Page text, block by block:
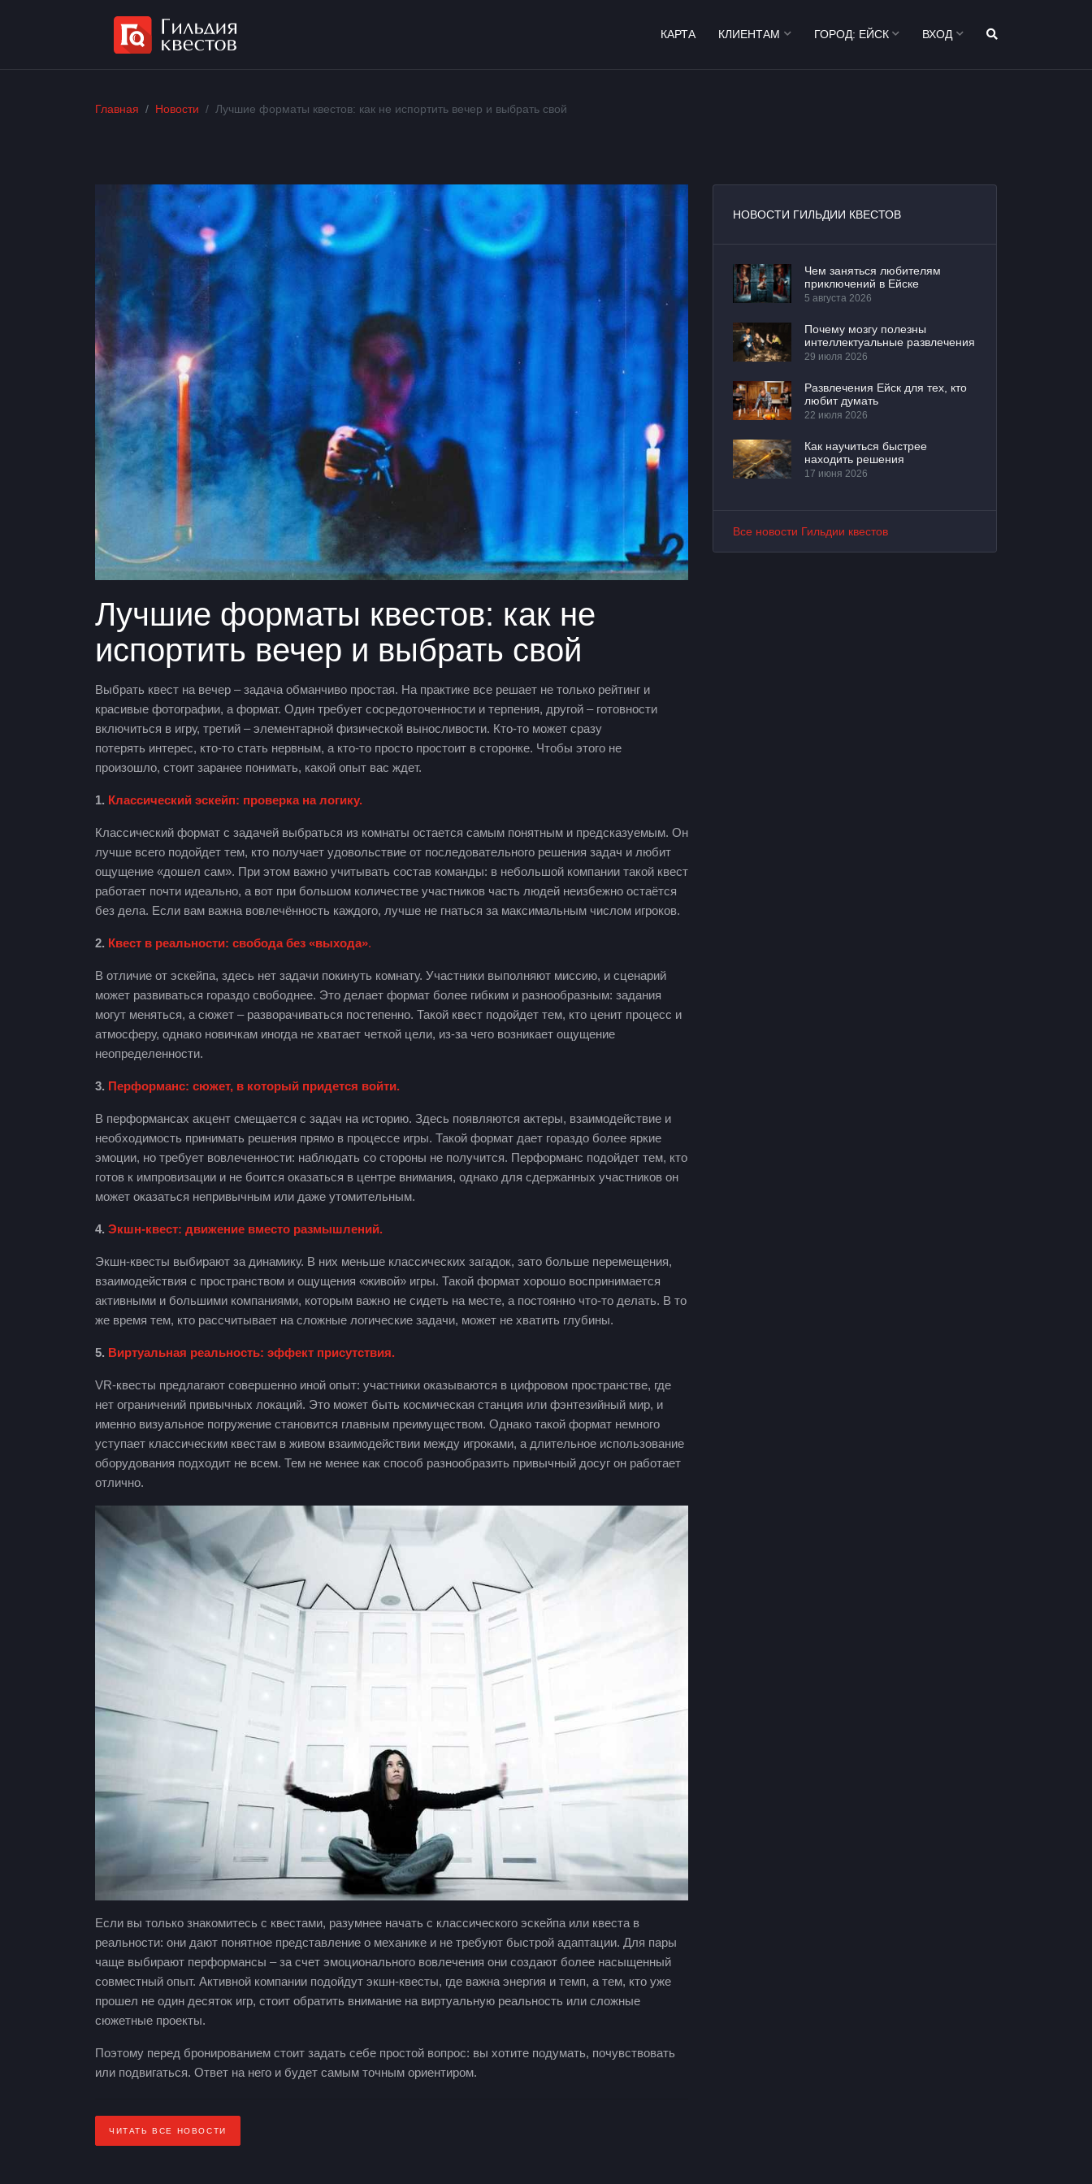
КАРТА КЛИЕНТАМ ГОРОД: ЕЙСК ВХОД
Главная Новости Лучшие форматы квестов: как не испортить вечер и выбрать свой
Лучшие форматы квестов: как не
испортить вечер и выбрать свой
Выбрать квест на вечер – задача обманчиво простая. На практике все решает не только рейтинг и
красивые фотографии, а формат. Один требует сосредоточенности и терпения, другой – готовности
включиться в игру, третий – элементарной физической выносливости. Кто-то может сразу
потерять интерес, кто-то стать нервным, а кто-то просто простоит в сторонке. Чтобы этого не
произошло, стоит заранее понимать, какой опыт вас ждет.
1. Классический эскейп: проверка на логику.
Классический формат с задачей выбраться из комнаты остается самым понятным и предсказуемым. Он
лучше всего подойдет тем, кто получает удовольствие от последовательного решения задач и любит
ощущение «дошел сам». При этом важно учитывать состав команды: в небольшой компании такой квест
работает почти идеально, а вот при большом количестве участников часть людей неизбежно остаётся
без дела. Если вам важна вовлечённость каждого, лучше не гнаться за максимальным числом игроков.
2. Квест в реальности: свобода без «выхода».
В отличие от эскейпа, здесь нет задачи покинуть комнату. Участники выполняют миссию, и сценарий
может развиваться гораздо свободнее. Это делает формат более гибким и разнообразным: задания
могут меняться, а сюжет – разворачиваться постепенно. Такой квест подойдет тем, кто ценит процесс и
атмосферу, однако новичкам иногда не хватает четкой цели, из-за чего возникает ощущение
неопределенности.
3. Перформанс: сюжет, в который придется войти.
В перформансах акцент смещается с задач на историю. Здесь появляются актеры, взаимодействие и
необходимость принимать решения прямо в процессе игры. Такой формат дает гораздо более яркие
эмоции, но требует вовлеченности: наблюдать со стороны не получится. Перформанс подойдет тем, кто
готов к импровизации и не боится оказаться в центре внимания, однако для сдержанных участников он
может оказаться непривычным или даже утомительным.
4. Экшн-квест: движение вместо размышлений.
Экшн-квесты выбирают за динамику. В них меньше классических загадок, зато больше перемещения,
взаимодействия с пространством и ощущения «живой» игры. Такой формат хорошо воспринимается
активными и большими компаниями, которым важно не сидеть на месте, а постоянно что-то делать. В то
же время тем, кто рассчитывает на сложные логические задачи, может не хватить глубины.
5. Виртуальная реальность: эффект присутствия.
VR-квесты предлагают совершенно иной опыт: участники оказываются в цифровом пространстве, где
нет ограничений привычных локаций. Это может быть космическая станция или фэнтезийный мир, и
именно визуальное погружение становится главным преимуществом. Однако такой формат немного
уступает классическим квестам в живом взаимодействии между игроками, а длительное использование
оборудования подходит не всем. Тем не менее как способ разнообразить привычный досуг он работает
отлично.
Если вы только знакомитесь с квестами, разумнее начать с классического эскейпа или квеста в
реальности: они дают понятное представление о механике и не требуют быстрой адаптации. Для пары
чаще выбирают перформансы – за счет эмоционального вовлечения они создают более насыщенный
совместный опыт. Активной компании подойдут экшн-квесты, где важна энергия и темп, а тем, кто уже
прошел не один десяток игр, стоит обратить внимание на виртуальную реальность или сложные
сюжетные проекты.
Поэтому перед бронированием стоит задать себе простой вопрос: вы хотите подумать, почувствовать
или подвигаться. Ответ на него и будет самым точным ориентиром.
ЧИТАТЬ ВСЕ НОВОСТИ
НОВОСТИ ГИЛЬДИИ КВЕСТОВ
Чем заняться любителям
приключений в Ейске
5 августа 2026
Почему мозгу полезны
интеллектуальные развлечения
29 июля 2026
Развлечения Ейск для тех, кто
любит думать
22 июля 2026
Как научиться быстрее
находить решения
17 июня 2026
Все новости Гильдии квестов